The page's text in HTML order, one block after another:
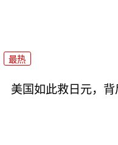
最热
美国如此救日元，背